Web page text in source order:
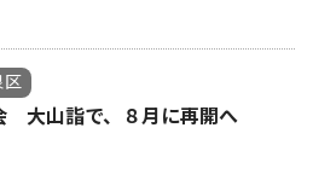
区
大山詣で、８月に再開へ